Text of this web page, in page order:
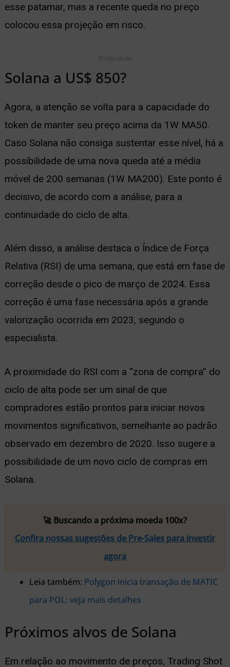
esse patamar, mas a recente queda no preço
colocou essa projeção em risco.
Publicidade
Solana a US$ 850?
Agora, a atenção se volta para a capacidade do
token de manter seu preço acima da 1W MA50.
Caso Solana não consiga sustentar esse nível, há a
possibilidade de uma nova queda até a média
móvel de 200 semanas (1W MA200). Este ponto é
decisivo, de acordo com a análise, para a
continuidade do ciclo de alta.
Além disso, a análise destaca o Índice de Força
Relativa (RSI) de uma semana, que está em fase de
correção desde o pico de março de 2024. Essa
correção é uma fase necessária após a grande
valorização ocorrida em 2023, segundo o
especialista.
A proximidade do RSI com a “zona de compra” do
ciclo de alta pode ser um sinal de que
compradores estão prontos para iniciar novos
movimentos significativos, semelhante ao padrão
observado em dezembro de 2020. Isso sugere a
possibilidade de um novo ciclo de compras em
Solana.
🚀 Buscando a próxima moeda 100x?
Confira nossas sugestões de Pre-Sales para investir
agora
Leia também: Polygon inicia transação de MATIC
para POL: veja mais detalhes
Próximos alvos de Solana
Em relação ao movimento de preços, Trading Shot